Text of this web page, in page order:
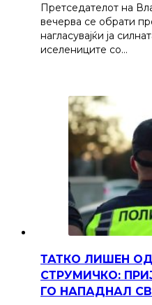
Претседателот на
вечерва се обрати
нагласувајќи ја
иселениците со…
ТАТКО ЛИШЕН
СТРУМИЧКО:
ГО НАПАДНАЛ